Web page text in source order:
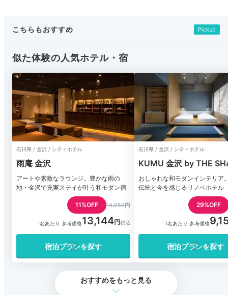
こちらもおすすめ Pickup
似た体験の人気ホテル・宿
石川県 / 金沢 / シティホテル
雨庵 金沢
アートや素敵なラウンジ。豊かな雨の
地・金沢で充実ステイが叶う和モダン宿
11%OFF 14,656円
1名あたり 参考価格13,144
宿泊プランを探す
石川県 / 金沢 / シティホテル
KUMU 金沢 by THE
HOTELS
おしゃれな和モダンインテリア
伝統と今を感じるリノベホテル
29%OFF
1名あたり 参考価格
宿泊プランを探す
おすすめをもっと見る